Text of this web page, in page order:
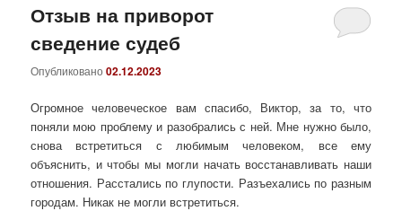
Отзыв на приворот
сведение судеб
Опубликовано02.12.2023
Огромное человеческое вам спасибо, Виктор, за то, что
поняли мою проблему и разобрались с ней. Мне нужно было,
снова встретиться с любимым человеком, все ему
объяснить, и чтобы мы могли начать восстанавливать наши
отношения. Расстались по глупости. Разъехались по разным
городам. Никак не могли встретиться.